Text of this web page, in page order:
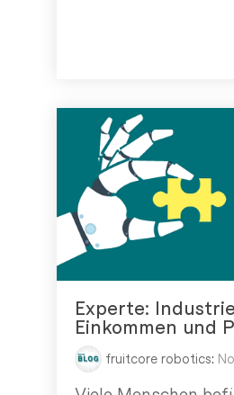
Experte:
Einkommen und
fruitcore robotics: